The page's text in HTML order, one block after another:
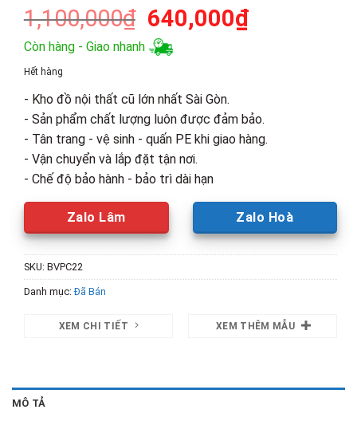
1,100,000₫ Giá
gốc
là:
640,000₫Giá
640,000₫.
Còn hàng - Giao nhanh
Hết hàng
- Kho đồ nội thất cũ lớn nhất Sài Gòn.
- Sản phẩm chất lượng luôn được đảm bảo.
- Tân trang - vệ sinh - quấn PE khi giao hàng.
- Vận chuyển và lắp đặt tận nơi.
- Chế độ bảo hành - bảo trì dài hạn
Zalo Lâm Zalo Hoà
SKU: BVPC22
Danh mục:Đã Bán
XEM CHI TIẾT XEM THÊM MẪU
MÔ TẢ